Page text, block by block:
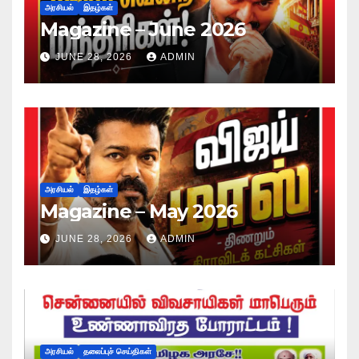
அரசியல் இதழ்கள்
Magazine – June 2026
JUNE 28, 2026 ADMIN
அரசியல் இதழ்கள்
Magazine – May 2026
JUNE 28, 2026 ADMIN
அரசியல் தலைப்புச் செய்திகள்